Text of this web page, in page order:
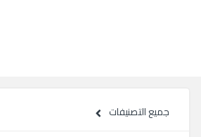
جميع التصنيفات